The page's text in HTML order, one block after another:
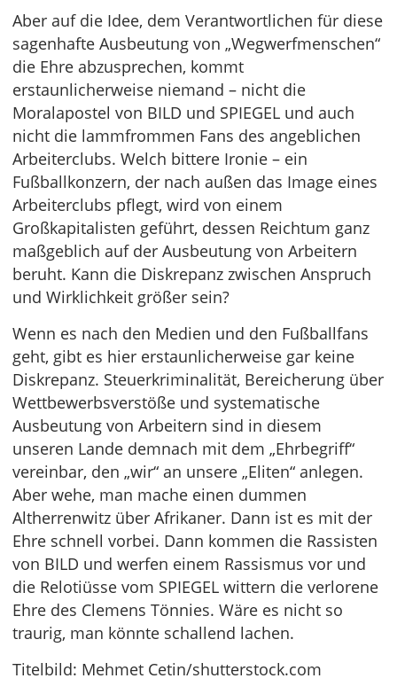
Aber auf die Idee, dem Verantwortlichen für diese
sagenhafte Ausbeutung von „Wegwerfmenschen“
die Ehre abzusprechen, kommt
erstaunlicherweise niemand – nicht die
Moralapostel von BILD und SPIEGEL und auch
nicht die lammfrommen Fans des angeblichen
Arbeiterclubs. Welch bittere Ironie – ein
Fußballkonzern, der nach außen das Image eines
Arbeiterclubs pflegt, wird von einem
Großkapitalisten geführt, dessen Reichtum ganz
maßgeblich auf der Ausbeutung von Arbeitern
beruht. Kann die Diskrepanz zwischen Anspruch
und Wirklichkeit größer sein?
Wenn es nach den Medien und den Fußballfans
geht, gibt es hier erstaunlicherweise gar keine
Diskrepanz. Steuerkriminalität, Bereicherung über
Wettbewerbsverstöße und systematische
Ausbeutung von Arbeitern sind in diesem
unseren Lande demnach mit dem „Ehrbegriff“
vereinbar, den „wir“ an unsere „Eliten“ anlegen.
Aber wehe, man mache einen dummen
Altherrenwitz über Afrikaner. Dann ist es mit der
Ehre schnell vorbei. Dann kommen die Rassisten
von BILD und werfen einem Rassismus vor und
die Relotiüsse vom SPIEGEL wittern die verlorene
Ehre des Clemens Tönnies. Wäre es nicht so
traurig, man könnte schallend lachen.
Titelbild: Mehmet Cetin/shutterstock.com